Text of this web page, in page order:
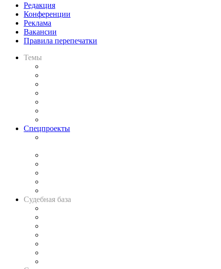
Редакция
Конференции
Реклама
Вакансии
Правила перепечатки
Темы
Спецпроекты
Судебная база